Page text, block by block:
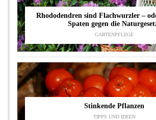
Rhododendren sind Flachwurzler –
Spaten gegen die
GARTENPFLEGE
Stinkende Pflanzen
TIPPS UND IDEEN